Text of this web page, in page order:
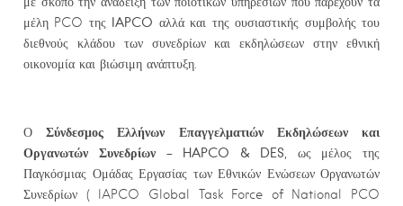
μέλη PCO της IAPCO αλλά και της ουσιαστικής συμβολής του
διεθνούς κλάδου των συνεδρίων και εκδηλώσεων στην εθνική
οικονομία και βιώσιμη ανάπτυξη.
ΟΣύνδεσμος Ελλήνων Επαγγελματιών Εκδηλώσεων και
Οργανωτών Συνεδρίων – HAPCO & DES , ως μέλος της
Παγκόσμιας Ομάδας Εργασίας των Εθνικών Ενώσεων Οργανωτών
Συνεδρίων ( IAPCO Global Task Force of National PCO